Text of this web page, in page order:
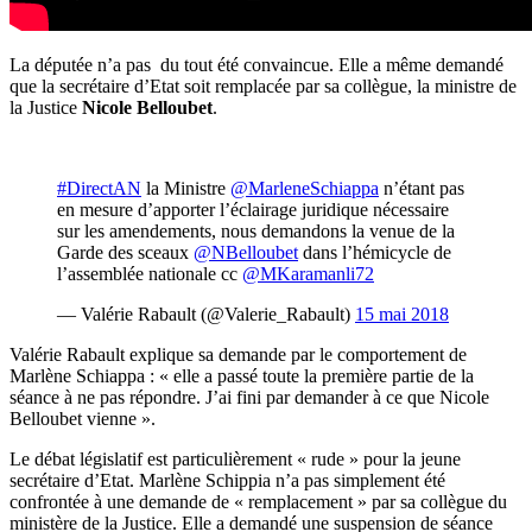
La députée n’a pas du tout été convaincue. Elle a même demandé
que la secrétaire d’Etat soit remplacée par sa collègue, la ministre de
la Justice Nicole Belloubet.
#DirectAN la Ministre @MarleneSchiappa n’étant pas
en mesure d’apporter l’éclairage juridique nécessaire
sur les amendements, nous demandons la venue de la
Garde des sceaux @NBelloubet dans l’hémicycle de
l’assemblée nationale cc @MKaramanli72
— Valérie Rabault (@Valerie_Rabault) 15 mai 2018
Valérie Rabault explique sa demande par le comportement de
Marlène Schiappa : « elle a passé toute la première partie de la
séance à ne pas répondre. J’ai fini par demander à ce que Nicole
Belloubet vienne ».
Le débat législatif est particulièrement « rude » pour la jeune
secrétaire d’Etat. Marlène Schippia n’a pas simplement été
confrontée à une demande de « remplacement » par sa collègue du
ministère de la Justice. Elle a demandé une suspension de séance